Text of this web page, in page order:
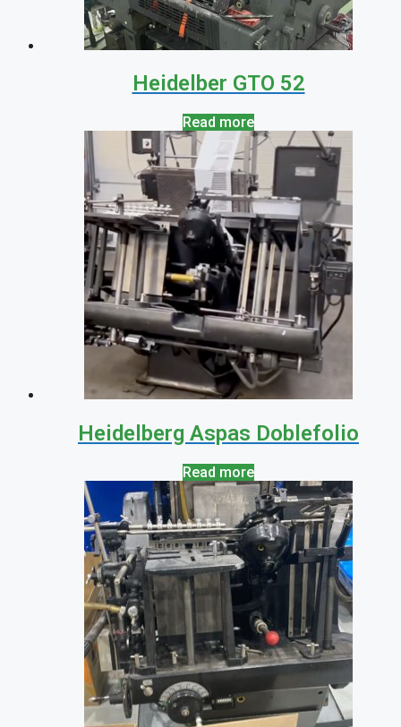
Heidelber GTO 52
Read more
Heidelberg Aspas Doblefolio
Read more